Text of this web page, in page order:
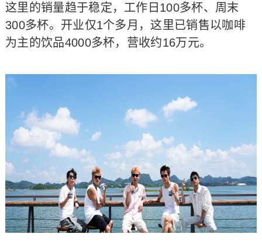
这里的销量趋于稳定，工作日100多杯、周末
300多杯。开业仅1个多月，这里已销售以咖啡
为主的饮品4000多杯，营收约16万元。